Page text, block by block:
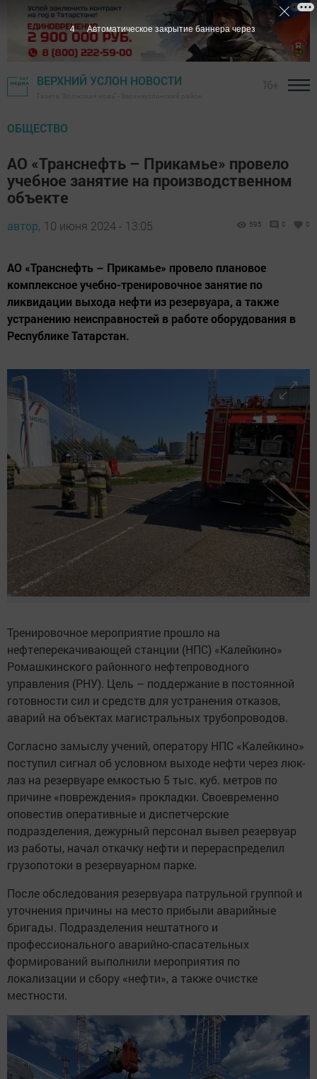
ВЕРХНИЙ УСЛОН НОВОСТИ
ОБЩЕСТВО
АО «Транснефть – Прикамье» провело
учебное занятие на производственном
объекте
автор, 10 июня 2024 - 13:05 595 0 0
АО «Транснефть – Прикамье» провело плановое
комплексное учебно-тренировочное занятие по
ликвидации выхода нефти из резервуара, а также
устранению неисправностей в работе оборудования в
Республике Татарстан.
Тренировочное мероприятие прошло на
нефтеперекачивающей станции (НПС) «Калейкино»
Ромашкинского районного нефтепроводного
управления (РНУ). Цель – поддержание в постоянной
готовности сил и средств для устранения отказов,
аварий на объектах магистральных трубопроводов.
Согласно замыслу учений, оператору НПС «Калейкино»
поступил сигнал об условном выходе нефти через люк-
лаз на резервуаре емкостью 5 тыс. куб. метров по
причине «повреждения» прокладки. Своевременно
оповестив оперативные и диспетчерские
подразделения, дежурный персонал вывел резервуар
из работы, начал откачку нефти и перераспределил
грузопотоки в резервуарном парке.
После обследования резервуара патрульной группой и
уточнения причины на место прибыли аварийные
бригады. Подразделения нештатного и
профессионального аварийно-спасательных
формирований выполнили мероприятия по
локализации и сбору «нефти», а также очистке
местности.
2 Автоматическое закрытие баннера через